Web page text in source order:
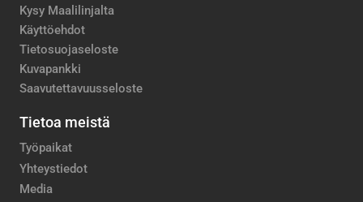
Kysy Maalilinjalta
Käyttöehdot
Tietosuojaseloste
Kuvapankki
Saavutettavuusseloste
Tietoa meistä
Työpaikat
Yhteystiedot
Media